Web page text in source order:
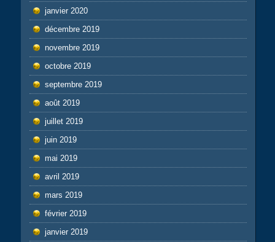
janvier 2020
décembre 2019
novembre 2019
octobre 2019
septembre 2019
août 2019
juillet 2019
juin 2019
mai 2019
avril 2019
mars 2019
février 2019
janvier 2019